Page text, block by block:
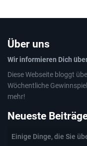
Über uns
Wir informieren Dich
Diese Webseite bloggt
Wöchentliche
mehr!
Neueste
Einige Dinge, die Sie